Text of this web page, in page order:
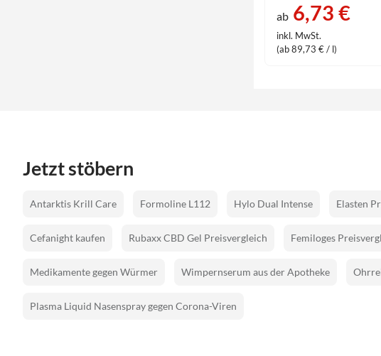
ab 6,73 €
inkl. MwSt.
(ab 89,73 € / l)
Jetzt stöbern
Antarktis Krill Care Formoline L112 Hylo Dual Intense Elasten
Cefanight kaufen Rubaxx CBD Gel Preisvergleich Femiloges
Medikamente gegen Würmer Wimpernserum aus der Apotheke
Plasma Liquid Nasenspray gegen Corona-Viren